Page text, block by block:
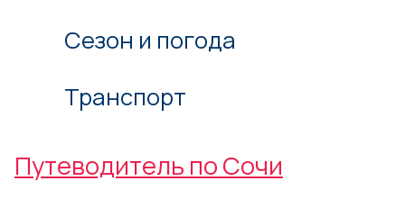
Сезон и погода
Транспорт
Путеводитель по Сочи